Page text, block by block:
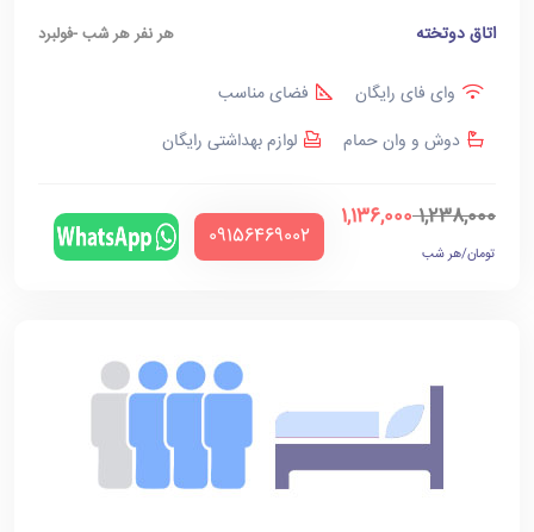
اتاق دوتخته هر نفر هر شب -فولبرد
وای فای رایگان
فضای مناسب
دوش و وان حمام
لوازم بهداشتی رایگان
1,238,000
1,136,000
تومان/هر شب
‪09156469002‬